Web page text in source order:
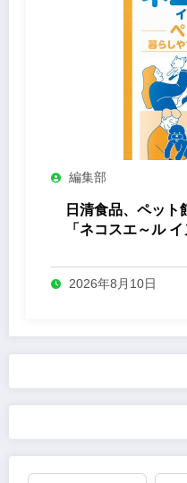
編集部
日清食品、ペット
「ネコスエ～ル
2026年8月10日